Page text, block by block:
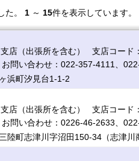
。 1～ 15件を表示しています。
店（出張所を含む） 支店コード
問い合わせ：022-357-4111、
浜町汐見台1-1-2
店（出張所を含む） 支店コード
問い合わせ：0226-46-2633、
陸町志津川字沼田150-34（志津川